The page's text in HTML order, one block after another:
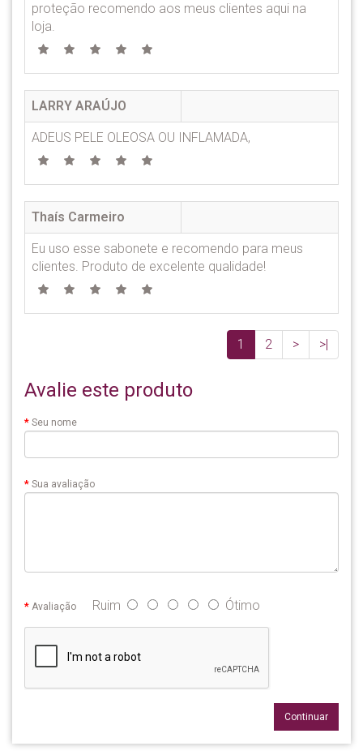
proteção recomendo aos meus clientes aqui na
loja.
LARRY ARAÚJO
ADEUS PELE OLEOSA OU INFLAMADA,
Thaís Carmeiro
Eu uso esse sabonete e recomendo para meus
clientes. Produto de excelente qualidade!
1 2 > >|
Avalie este produto
Seu nome
Sua avaliação
Avaliação Ruim Ótimo
Continuar